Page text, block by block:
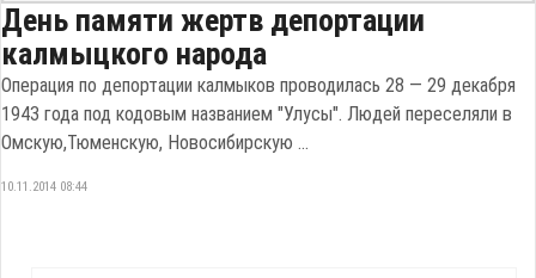
День памяти жертв депортации
калмыцкого народа
Операция по депортации калмыков проводилась 28 — 29 декабря
1943 года под кодовым названием "Улусы". Людей переселяли в
Омскую,Тюменскую, Новосибирскую ...
10.11.2014 08:44